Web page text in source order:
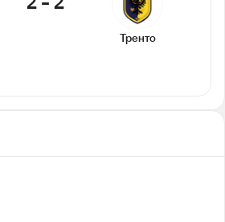
Тренто